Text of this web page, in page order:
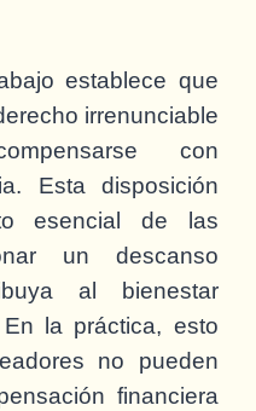
establece que
irrenunciable
con
Esta disposición
esencial de las
un descanso
al bienestar
la práctica, esto
no pueden
financiera